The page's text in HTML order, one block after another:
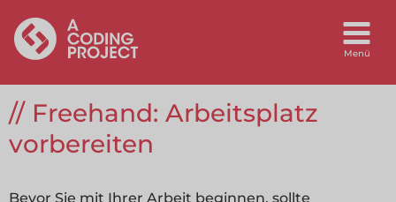
Freehand: Arbeitsplatz
vorbereiten
Bevor Sie mit Ihrer Arbeit beginnen, sollte